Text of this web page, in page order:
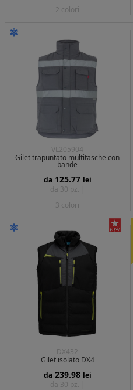
2 colori
VL205904
Gilet trapuntato multitasche con
bande
da 125.77 lei
da 30 pz. |
3 colori
DX432
Gilet isolato DX4
da 239.98 lei
da 30 pz. |